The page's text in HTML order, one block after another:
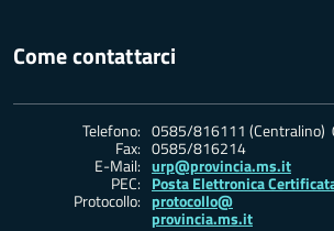
Come contattarci
Telefono: 0585/816111 (Centralino)
Fax: 0585/816214
E-Mail: urp@provincia.ms.it
PEC: Posta Elettronica
Protocollo: protocollo@
provincia.ms.it